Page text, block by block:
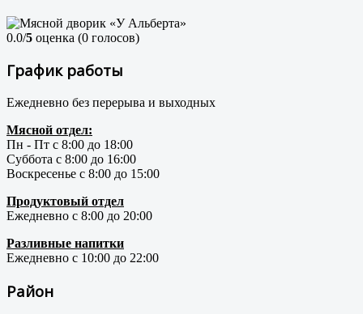
0.0/5 оценка (0 голосов)
График работы
Ежедневно без перерыва и выходных
Мясной отдел:
Пн - Пт с 8:00 до 18:00
Суббота с 8:00 до 16:00
Воскресенье с 8:00 до 15:00
Продуктовый отдел
Ежедневно с 8:00 до 20:00
Разливные напитки
Ежедневно с 10:00 до 22:00
Район